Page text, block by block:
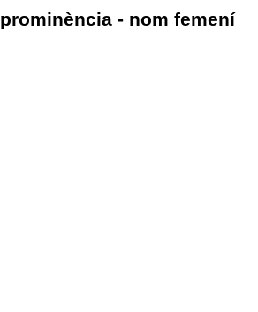
prominència - nom femení